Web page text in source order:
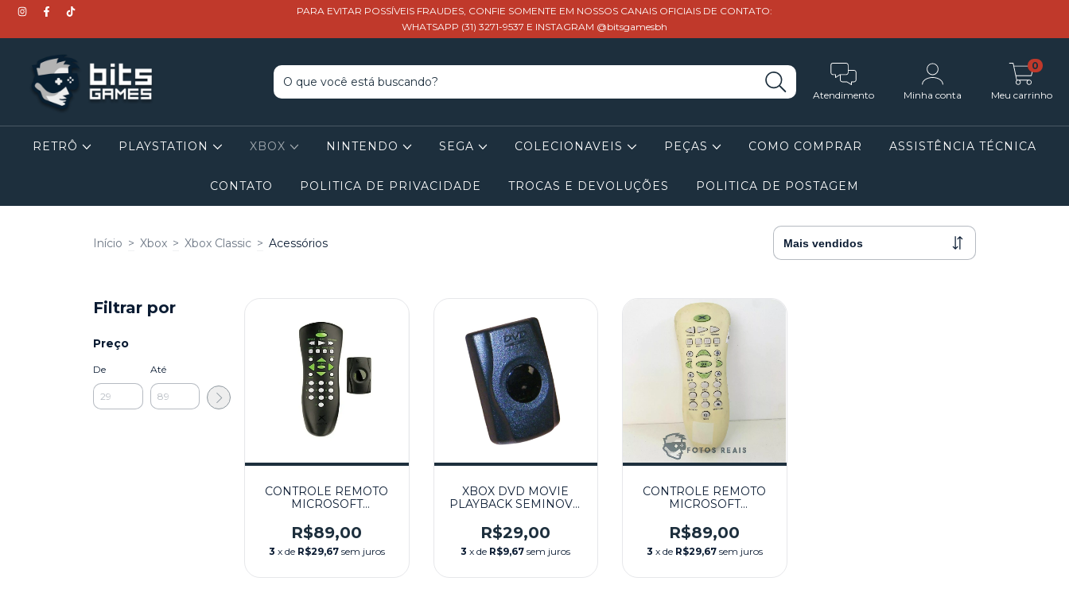
PARA EVITAR POSSÍVEIS FRAUDES, CONFIE SOMENTE EM NOSSOS CANAIS OFICIAIS DE CONTATO:
WHATSAPP (31) 3271-9537 E INSTAGRAM @bitsgamesbh
Atendimento Minha conta Meu carrinho
0
RETRÔ PLAYSTATION XBOX NINTENDO SEGA COLECIONAVEIS PEÇAS COMO COMPRAR ASSISTÊNCIA TÉCNICA
CONTATO POLITICA DE PRIVACIDADE TROCAS E DEVOLUÇÕES POLITICA DE POSTAGEM
Início > Xbox > Xbox Classic > Acessórios
Filtrar por
Preço
De Até
CONTROLE REMOTO
MICROSOFT
SEMINOVO - XBOX
R$89,00
3 x de R$29,67 sem juros
XBOX DVD MOVIE
PLAYBACK SEMINOVO
R$29,00
3 x de R$9,67 sem juros
CONTROLE REMOTO
MICROSOFT
SEMINOVO - XBOX
R$89,00
3 x de R$29,67 sem juros